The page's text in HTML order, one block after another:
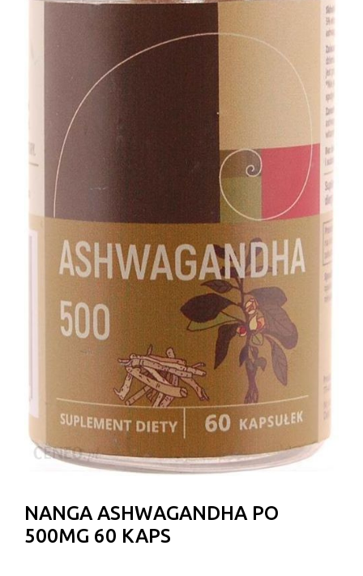
NANGA ASHWAGANDHA PO
500MG 60 KAPS